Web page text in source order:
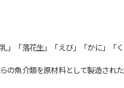
」「落花生」「えび」「かに」「
魚介類を原材料として製造され